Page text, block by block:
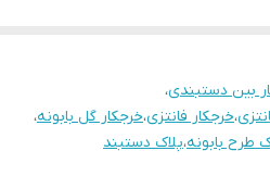
بین دستبندی،
،خرجکار فانتزی،خرجکار گل بابونه،
طرح بابونه،پلاک دستبند